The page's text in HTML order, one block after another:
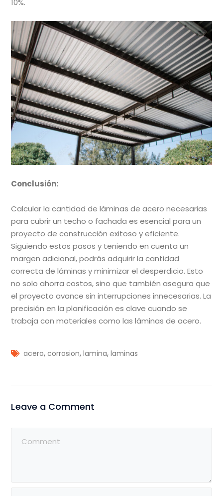
10%.
Conclusión:
Calcular la cantidad de láminas de acero necesarias
para cubrir un techo o fachada es esencial para un
proyecto de construcción exitoso y eficiente.
Siguiendo estos pasos y teniendo en cuenta un
margen adicional, podrás adquirir la cantidad
correcta de láminas y minimizar el desperdicio. Esto
no solo ahorra costos, sino que también asegura que
el proyecto avance sin interrupciones innecesarias. La
precisión en la planificación es clave cuando se
trabaja con materiales como las láminas de acero.
acero,corrosion,lamina,laminas
Leave a Comment